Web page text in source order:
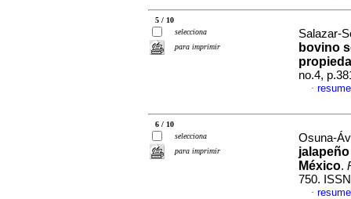
5 / 10
selecciona
para imprimir
Salazar-
bovino
no.4,
·
6 / 10
selecciona
para imprimir
Osuna-
México.
750.
·